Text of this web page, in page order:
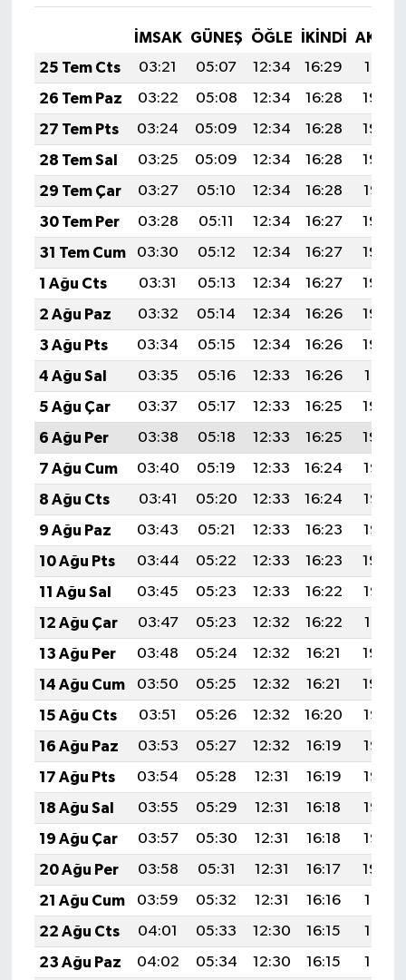
İMSAK GÜNEŞ ÖĞLE İKINDI
25 Tem Cts
03:21 05:07 12:34 16:29
19:51
26 Tem Paz
03:22 05:08 12:34 16:28
19:50
27 Tem Pts
03:24 05:09 12:34 16:28
19:49
28 Tem Sal
03:25 05:09 12:34 16:28
19:48
29 Tem Çar
03:27 05:10 12:34 16:28
19:47
30 Tem Per
03:28 05:11 12:34 16:27
19:46
31 Tem Cum
03:30 05:12 12:34 16:27
19:45
1 Ağu Cts
03:31 05:13 12:34 16:27
19:44
2 Ağu Paz
03:32 05:14 12:34 16:26
19:43
3 Ağu Pts
03:34 05:15 12:34 16:26
19:42
4 Ağu Sal
03:35 05:16 12:33 16:26
19:41
5 Ağu Çar
03:37 05:17 12:33 16:25
19:40
6 Ağu Per
03:38 05:18 12:33 16:25
19:39
7 Ağu Cum
03:40 05:19 12:33 16:24
19:38
8 Ağu Cts
03:41 05:20 12:33 16:24
19:36
9 Ağu Paz
03:43 05:21 12:33 16:23
19:35
10 Ağu Pts
03:44 05:22 12:33 16:23
19:34
11 Ağu Sal
03:45 05:23 12:33 16:22
19:33
12 Ağu Çar
03:47 05:23 12:32 16:22
19:31
13 Ağu Per
03:48 05:24 12:32 16:21
19:30
14 Ağu Cum
03:50 05:25 12:32 16:21
19:29
15 Ağu Cts
03:51 05:26 12:32 16:20
19:27
16 Ağu Paz
03:53 05:27 12:32 16:19
19:26
17 Ağu Pts
03:54 05:28 12:31 16:19
19:25
18 Ağu Sal
03:55 05:29 12:31 16:18
19:23
19 Ağu Çar
03:57 05:30 12:31 16:18
19:22
20 Ağu Per
03:58 05:31 12:31 16:17
19:20
21 Ağu Cum
03:59 05:32 12:31 16:16
19:19
22 Ağu Cts
04:01 05:33 12:30 16:15
19:18
23 Ağu Paz
04:02 05:34 12:30 16:15
19:16